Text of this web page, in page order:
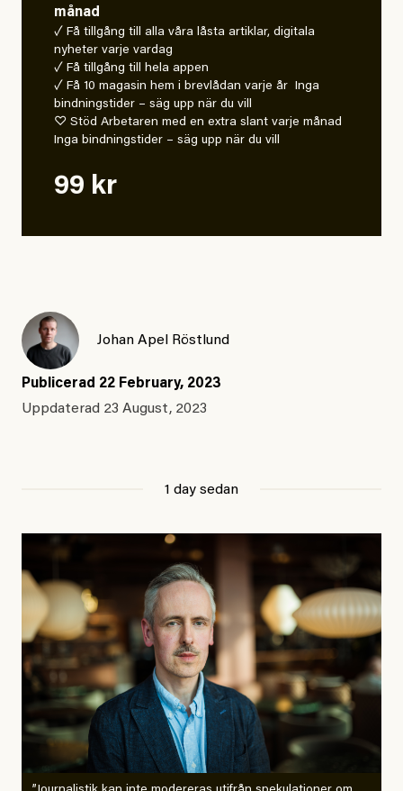
månad
✓ Få tillgång till alla våra låsta artiklar, digitala
nyheter varje vardag
✓ Få tillgång till hela appen
✓ Få 10 magasin hem i brevlådan varje år Inga
bindningstider – säg upp när du vill
♡ Stöd Arbetaren med en extra slant varje månad
Inga bindningstider – säg upp när du vill
99 kr
Johan Apel Röstlund
Publicerad 22 February, 2023
Uppdaterad 23 August, 2023
1 day sedan